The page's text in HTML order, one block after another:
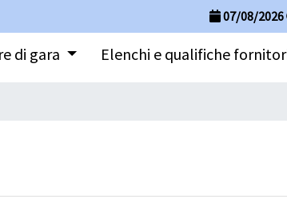
07/08/2026
di gara Elenchi e qualifiche